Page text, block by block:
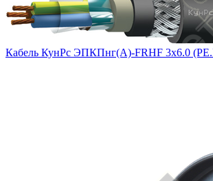
Кабель КунРс ЭПКПнг(А)-FRHF 3х6.0